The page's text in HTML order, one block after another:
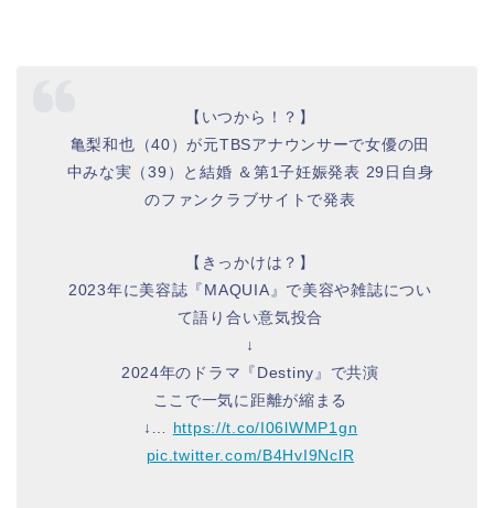
【いつから！？】
亀梨和也（40）が元TBSアナウンサーで女優の田
中みな実（39）と結婚 ＆第1子妊娠発表 29日自身
のファンクラブサイトで発表
【きっかけは？】
2023年に美容誌『MAQUIA』で美容や雑誌につい
て語り合い意気投合
↓
2024年のドラマ『Destiny』で共演
ここで一気に距離が縮まる
↓… https://t.co/I06lWMP1gn
pic.twitter.com/B4HvI9NclR